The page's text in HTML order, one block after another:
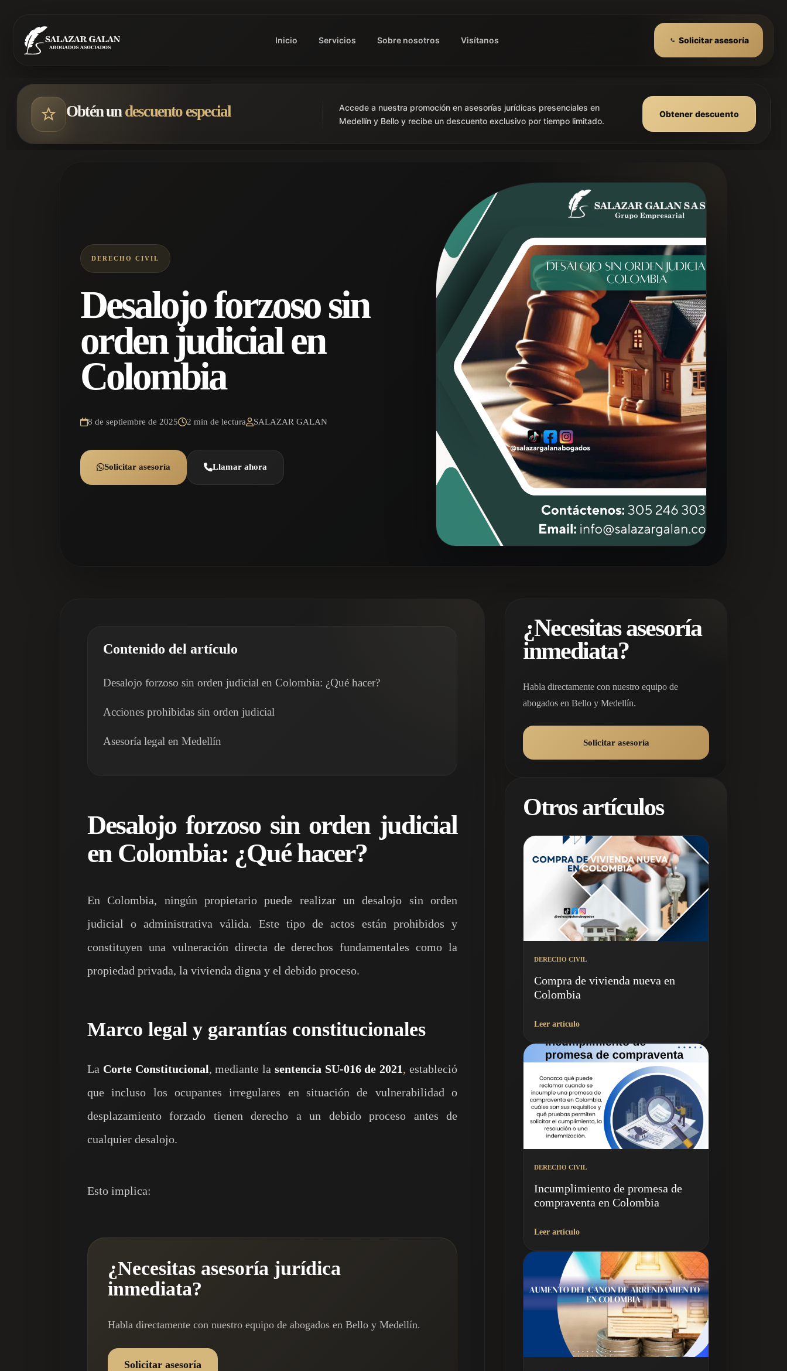
Inicio Servicios Sobre nosotros Visítanos Solicitar asesoría
Obtén un descuento especial
Accede a nuestra promoción en asesorías jurídicas presenciales en
Medellín y Bello y recibe un descuento exclusivo por tiempo limitado.
Obtener descuento
DERECHO CIVIL
Desalojo forzoso sin
orden judicial en
Colombia
8 de septiembre de 2025 2 min de lectura SALAZAR GALAN
Solicitar asesoría Llamar ahora
Contenido del artículo
Desalojo forzoso sin orden judicial en Colombia: ¿Qué hacer?
Acciones prohibidas sin orden judicial
Asesoría legal en Medellín
Desalojo forzoso sin orden judicial
en Colombia: ¿Qué hacer?
En Colombia, ningún propietario puede realizar un desalojo sin orden
judicial o administrativa válida. Este tipo de actos están prohibidos y
constituyen una vulneración directa de derechos fundamentales como la
propiedad privada, la vivienda digna y el debido proceso.
Marco legal y garantías constitucionales
La Corte Constitucional, mediante la sentencia SU-016 de 2021, estableció
que incluso los ocupantes irregulares en situación de vulnerabilidad o
desplazamiento forzado tienen derecho a un debido proceso antes de
cualquier desalojo.
Esto implica:
¿Necesitas asesoría jurídica
inmediata?
Habla directamente con nuestro equipo de abogados en Bello y Medellín.
Solicitar asesoría
¿Necesitas asesoría
inmediata?
Habla directamente con nuestro equipo de
abogados en Bello y Medellín.
Solicitar asesoría
Otros artículos
DERECHO CIVIL
Compra de vivienda nueva en
Colombia
Leer artículo
DERECHO CIVIL
Incumplimiento de promesa de
compraventa en Colombia
Leer artículo